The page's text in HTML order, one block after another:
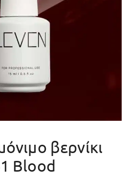
βερνίκι
Blood